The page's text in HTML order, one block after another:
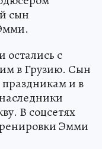
сын
остались с
в Грузию. Сын
и в
В соцсетях
Эмми